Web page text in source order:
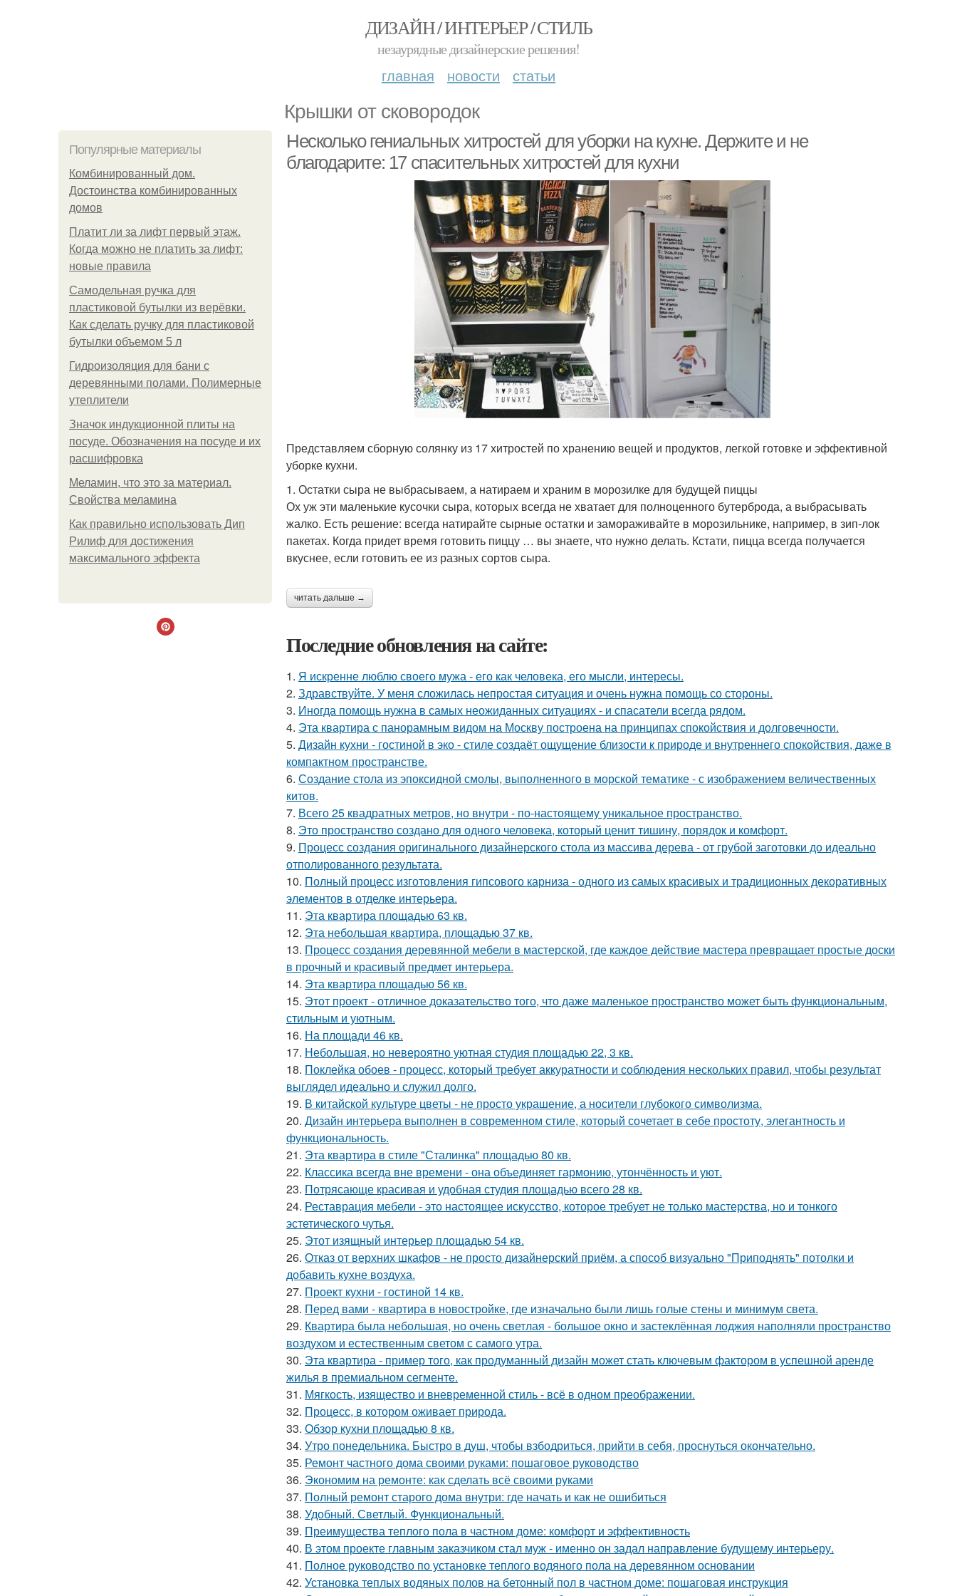
ДИЗАЙН / ИНТЕРЬЕР / СТИЛЬ
незаурядные дизайнерские решения!
главная новости статьи
Крышки от сковородок
Популярные материалы
Комбинированный дом.
Достоинства комбинированных
домов
Платит ли за лифт первый этаж.
Когда можно не платить за лифт:
новые правила
Самодельная ручка для
пластиковой бутылки из верёвки.
Как сделать ручку для пластиковой
бутылки объемом 5 л
Гидроизоляция для бани с
деревянными полами. Полимерные
утеплители
Значок индукционной плиты на
посуде. Обозначения на посуде и их
расшифровка
Меламин, что это за материал.
Свойства меламина
Как правильно использовать Дип
Рилиф для достижения
максимального эффекта
Несколько гениальных хитростей для уборки на кухне. Держите и не
благодарите: 17 спасительных хитростей для кухни
Представляем сборную солянку из 17 хитростей по хранению вещей и продуктов, легкой готовке и эффективной
уборке кухни.
1. Остатки сыра не выбрасываем, а натираем и храним в морозилке для будущей пиццы
Ох уж эти маленькие кусочки сыра, которых всегда не хватает для полноценного бутерброда, а выбрасывать
жалко. Есть решение: всегда натирайте сырные остатки и замораживайте в морозильнике, например, в зип-лок
пакетах. Когда придет время готовить пиццу … вы знаете, что нужно делать. Кстати, пицца всегда получается
вкуснее, если готовить ее из разных сортов сыра.
читать дальше →
Последние обновления на сайте:
1. Я искренне люблю своего мужа - его как человека, его мысли, интересы.
2. Здравствуйте. У меня сложилась непростая ситуация и очень нужна помощь со стороны.
3. Иногда помощь нужна в самых неожиданных ситуациях - и спасатели всегда рядом.
4. Эта квартира с панорамным видом на Москву построена на принципах спокойствия и долговечности.
5. Дизайн кухни - гостиной в эко - стиле создаёт ощущение близости к природе и внутреннего спокойствия, даже в
компактном пространстве.
6. Создание стола из эпоксидной смолы, выполненного в морской тематике - с изображением величественных
китов.
7. Всего 25 квадратных метров, но внутри - по-настоящему уникальное пространство.
8. Это пространство создано для одного человека, который ценит тишину, порядок и комфорт.
9. Процесс создания оригинального дизайнерского стола из массива дерева - от грубой заготовки до идеально
отполированного результата.
10. Полный процесс изготовления гипсового карниза - одного из самых красивых и традиционных декоративных
элементов в отделке интерьера.
11. Эта квартира площадью 63 кв.
12. Эта небольшая квартира, площадью 37 кв.
13. Процесс создания деревянной мебели в мастерской, где каждое действие мастера превращает простые доски
в прочный и красивый предмет интерьера.
14. Эта квартира площадью 56 кв.
15. Этот проект - отличное доказательство того, что даже маленькое пространство может быть функциональным,
стильным и уютным.
16. На площади 46 кв.
17. Небольшая, но невероятно уютная студия площадью 22, 3 кв.
18. Поклейка обоев - процесс, который требует аккуратности и соблюдения нескольких правил, чтобы результат
выглядел идеально и служил долго.
19. В китайской культуре цветы - не просто украшение, а носители глубокого символизма.
20. Дизайн интерьера выполнен в современном стиле, который сочетает в себе простоту, элегантность и
функциональность.
21. Эта квартира в стиле "Сталинка" площадью 80 кв.
22. Классика всегда вне времени - она объединяет гармонию, утончённость и уют.
23. Потрясающе красивая и удобная студия площадью всего 28 кв.
24. Реставрация мебели - это настоящее искусство, которое требует не только мастерства, но и тонкого
эстетического чутья.
25. Этот изящный интерьер площадью 54 кв.
26. Отказ от верхних шкафов - не просто дизайнерский приём, а способ визуально "Приподнять" потолки и
добавить кухне воздуха.
27. Проект кухни - гостиной 14 кв.
28. Перед вами - квартира в новостройке, где изначально были лишь голые стены и минимум света.
29. Квартира была небольшая, но очень светлая - большое окно и застеклённая лоджия наполняли пространство
воздухом и естественным светом с самого утра.
30. Эта квартира - пример того, как продуманный дизайн может стать ключевым фактором в успешной аренде
жилья в премиальном сегменте.
31. Мягкость, изящество и вневременной стиль - всё в одном преображении.
32. Процесс, в котором оживает природа.
33. Обзор кухни площадью 8 кв.
34. Утро понедельника. Быстро в душ, чтобы взбодриться, прийти в себя, проснуться окончательно.
35. Ремонт частного дома своими руками: пошаговое руководство
36. Экономим на ремонте: как сделать всё своими руками
37. Полный ремонт старого дома внутри: где начать и как не ошибиться
38. Удобный. Светлый. Функциональный.
39. Преимущества теплого пола в частном доме: комфорт и эффективность
40. В этом проекте главным заказчиком стал муж - именно он задал направление будущему интерьеру.
41. Полное руководство по установке теплого водяного пола на деревянном основании
42. Установка теплых водяных полов на бетонный пол в частном доме: пошаговая инструкция